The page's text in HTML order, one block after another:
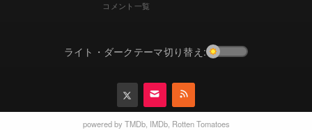
コメント一覧
ライト・ダークテーマ切り替え:
powered by TMDb, IMDb, Rotten Tomatoes